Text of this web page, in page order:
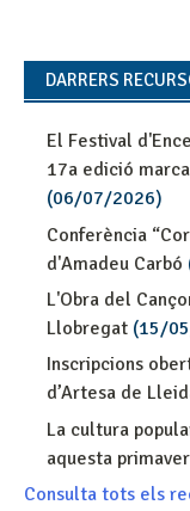
DARRERS
El Festival
17a edició
(06/07/2026)
Conferència
d'Amadeu Carbó
L'Obra del
Llobregat (15/
Inscripcions
d’Artesa de
La cultura
aquesta
Consulta tots els